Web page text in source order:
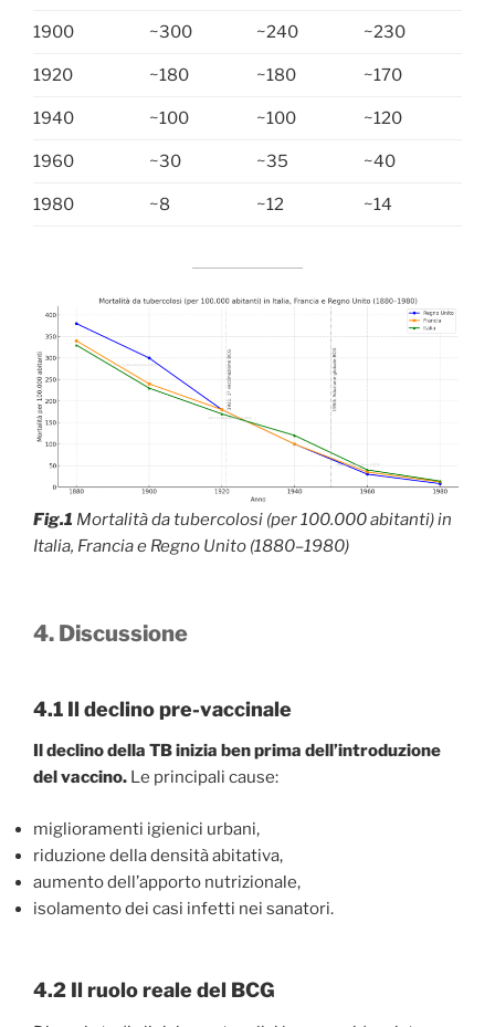
1900 ~300 ~240 ~230
1920 ~180 ~180 ~170
1940 ~100 ~100 ~120
1960 ~30 ~35 ~40
1980 ~8 ~12 ~14
Fig.1 Mortalità da tubercolosi (per 100.000 abitanti) in
Italia, Francia e Regno Unito (1880–1980)
4. Discussione
4.1 Il declino pre-vaccinale
Il declino della TB inizia ben prima dell’introduzione
del vaccino. Le principali cause:
miglioramenti igienici urbani,
riduzione della densità abitativa,
aumento dell’apporto nutrizionale,
isolamento dei casi infetti nei sanatori.
4.2 Il ruolo reale del BCG